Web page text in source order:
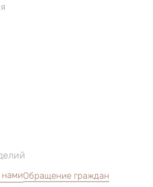
намиОбращение граждан